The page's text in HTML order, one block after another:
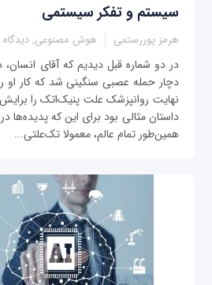
سیستم و تفکر سیستمی
هرمز پوررستمی هوش مصنوعی, دیدگاه
در دو شماره قبل دیدیم که آقای
دچار حمله عصبی سنگینی شد که کار او
نهایت روانپزشک علت پنیک‌اتک را
داستان مثالی بود برای این که پدیده‌ها
همین‌طور تمام عالم، معمولا تک‌علتی...